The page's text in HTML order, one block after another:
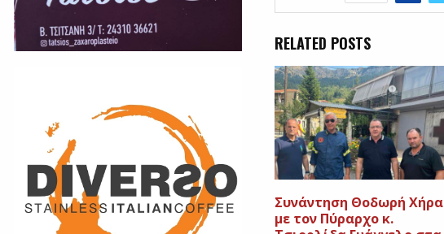
RELATED POSTS
Συνάντηση Θοδωρή Χήρα
με τον Πύραρχο κ.